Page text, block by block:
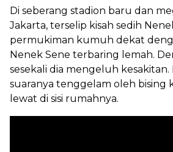
Di seberang stadion baru dan
Jakarta, terselip kisah sedih
permukiman kumuh dekat
Nenek Sene terbaring lemah.
sesekali dia mengeluh
suaranya tenggelam oleh bising
lewat di sisi rumahnya.